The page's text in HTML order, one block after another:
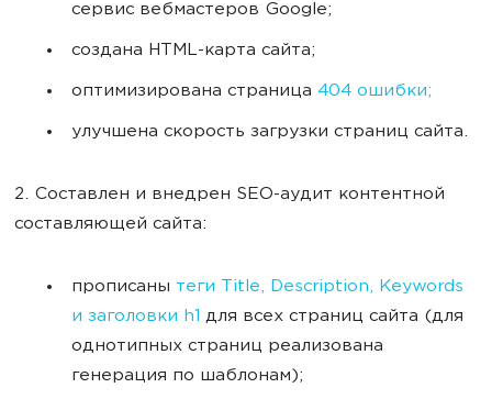
сервис вебмастеров Google;
создана HTML-карта сайта;
оптимизирована страница 404 ошибки;
улучшена скорость загрузки страниц сайта.
2. Составлен и внедрен SEO-аудит контентной
составляющей сайта:
прописаны теги Title, Description, Keywords
и заголовки h1 для всех страниц сайта (для
однотипных страниц реализована
генерация по шаблонам);